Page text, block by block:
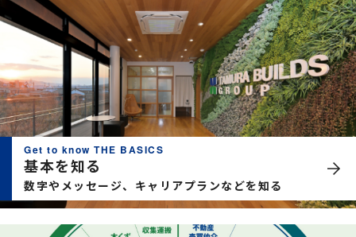
Get to know THE BASICS
基本を知る
数字やメッセージ、キャリアプランなどを知る